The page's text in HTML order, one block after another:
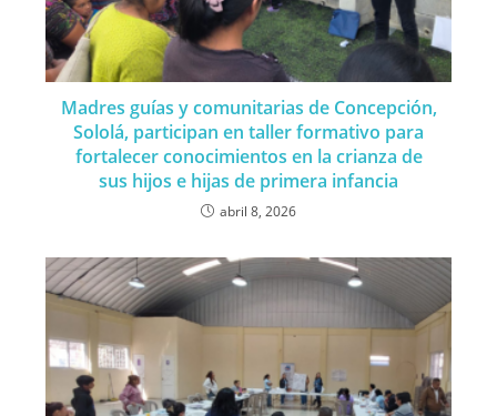
Madres guías y comunitarias de Concepción,
Sololá, participan en taller formativo para
fortalecer conocimientos en la crianza de
sus hijos e hijas de primera infancia
abril 8, 2026